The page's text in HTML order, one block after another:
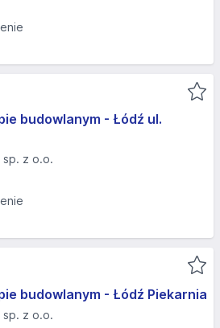
budowlanym - Łódź ul.
sp. z o.o.
budowlanym - Łódź Piekarnia
sp. z o.o.